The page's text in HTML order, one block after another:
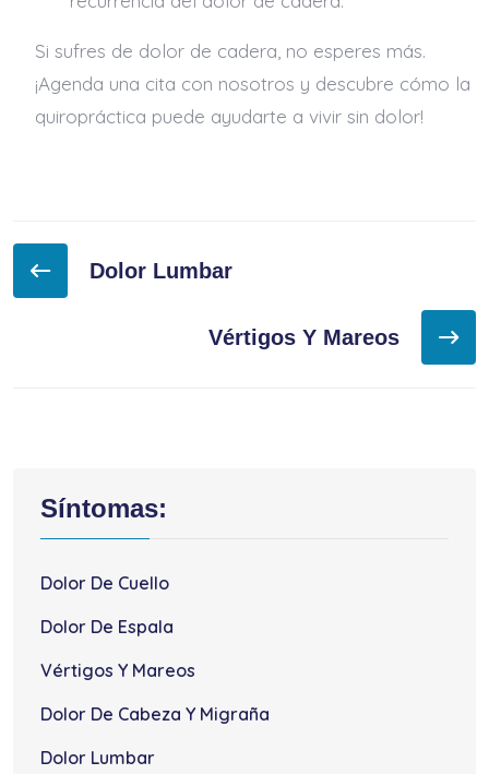
Si sufres de dolor de cadera, no esperes más.
¡Agenda una cita con nosotros y descubre cómo la
quiropráctica puede ayudarte a vivir sin dolor!
Navegación
de
Dolor Lumbar
Vértigos Y Mareos
Síntomas:
Dolor De Cuello
Dolor De Espala
Vértigos Y Mareos
Dolor De Cabeza Y Migraña
Dolor Lumbar